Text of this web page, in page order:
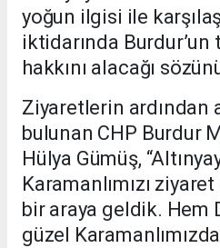
yoğun ilgisi ile
iktidarında
hakkını alacağı
Ziyaretlerin ardından
bulunan CHP Burdur
Hülya Gümüş,
Karamanlımızı
bir araya geldik. Hem
güzel